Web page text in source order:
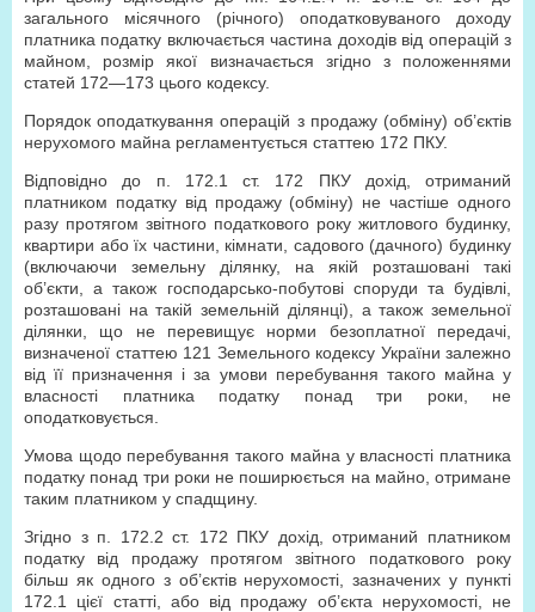
загального місячного (річного) оподатковуваного доходу
платника податку включається частина доходів від операцій з
майном, розмір якої визначається згідно з положеннями
статей 172—173 цього кодексу.
Порядок оподаткування операцій з продажу (обміну) об’єктів
нерухомого майна регламентується статтею 172 ПКУ.
Відповідно до п. 172.1 ст. 172 ПКУ дохід, отриманий
платником податку від продажу (обміну) не частіше одного
разу протягом звітного податкового року житлового будинку,
квартири або їх частини, кімнати, садового (дачного) будинку
(включаючи земельну ділянку, на якій розташовані такі
об’єкти, а також господарсько-побутові споруди та будівлі,
розташовані на такій земельній ділянці), а також земельної
ділянки, що не перевищує норми безоплатної передачі,
визначеної статтею 121 Земельного кодексу України залежно
від її призначення і за умови перебування такого майна у
власності платника податку понад три роки, не
оподатковується.
Умова щодо перебування такого майна у власності платника
податку понад три роки не поширюється на майно, отримане
таким платником у спадщину.
Згідно з п. 172.2 ст. 172 ПКУ дохід, отриманий платником
податку від продажу протягом звітного податкового року
більш як одного з об’єктів нерухомості, зазначених у пункті
172.1 цієї статті, або від продажу об’єкта нерухомості, не